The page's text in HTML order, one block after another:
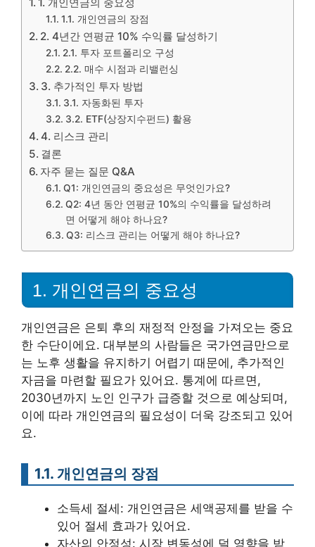
1.1. 개인연금의 장점
2. 4년간 연평균 10% 수익률 달성하기
2.1. 투자 포트폴리오 구성
2.2. 매수 시점과 리밸런싱
3. 추가적인 투자 방법
3.1. 자동화된 투자
3.2. ETF(상장지수펀드) 활용
4. 리스크 관리
결론
자주 묻는 질문 Q&A
Q1: 개인연금의 중요성은 무엇인가요?
Q2: 4년 동안 연평균 10%의 수익률을 달성하려
면 어떻게 해야 하나요?
Q3: 리스크 관리는 어떻게 해야 하나요?
1. 개인연금의 중요성
개인연금은 은퇴 후의 재정적 안정을 가져오는 중요
한 수단이에요. 대부분의 사람들은 국가연금만으로
는 노후 생활을 유지하기 어렵기 때문에, 추가적인
자금을 마련할 필요가 있어요. 통계에 따르면,
2030년까지 노인 인구가 급증할 것으로 예상되며,
이에 따라 개인연금의 필요성이 더욱 강조되고 있어
요.
1.1. 개인연금의 장점
소득세 절세: 개인연금은 세액공제를 받을 수
있어 절세 효과가 있어요.
자산의 안정성: 시장 변동성에 덜 영향을 받